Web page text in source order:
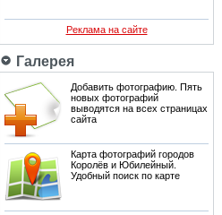
Реклама на сайте
Галерея
Добавить фотографию. Пять
новых фотографий
выводятся на всех страницах
сайта
Карта фотографий городов
Королёв и Юбилейный.
Удобный поиск по карте